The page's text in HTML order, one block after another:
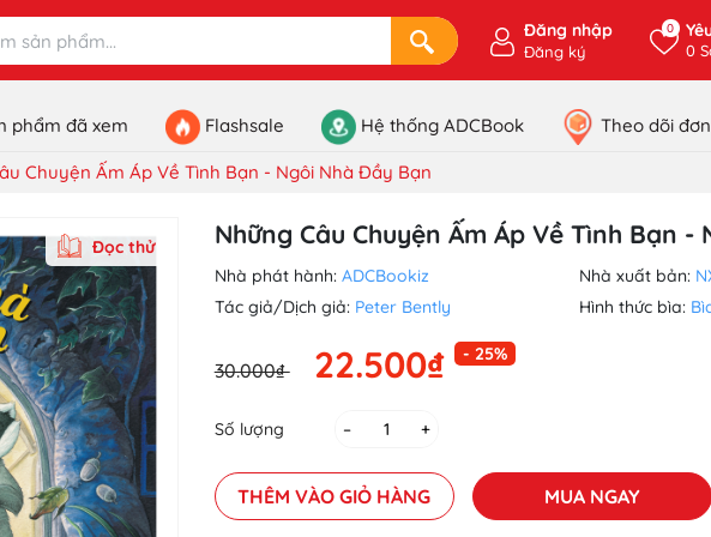
Đăng nhập
Đăng ký
0
0
phẩm đã xem Flashsale Hệ thống ADCBook Theo dõi
Chuyện Ấm Áp Về Tình Bạn - Ngôi Nhà Đầy Bạn
Đọc thử Những Câu Chuyện Ấm Áp Về Tình Bạn -
Nhà phát hành: ADCBookiz Nhà xuất bản:
Tác giả/Dịch giả: Peter Bently Hình thức bìa:
30.000₫ 22.500₫ - 25%
Số lượng – +
THÊM VÀO GIỎ HÀNG MUA NGAY